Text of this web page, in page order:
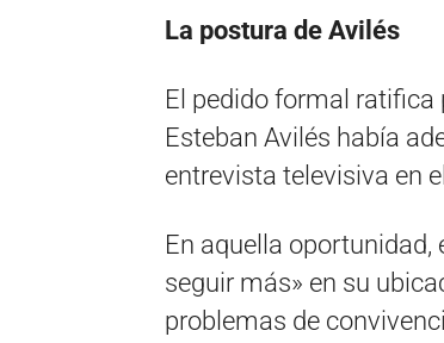
La postura de Avilés
El pedido formal
Esteban Avilés había
entrevista televisiva en
En aquella oportunidad,
seguir más» en su
problemas de